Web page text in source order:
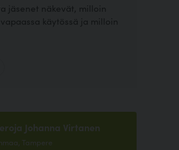
jäsenet näkevät, milloin
käytössä ja milloin
Johanna Virtanen
Tampere